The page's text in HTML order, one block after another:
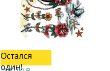
Остался
один!